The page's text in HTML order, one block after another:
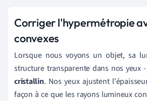
Corriger l'hypermétropie
convexes
Lorsque nous voyons un objet, sa
structure transparente dans nos yeux
cristallin. Nos yeux ajustent
façon à ce que les rayons lumineux